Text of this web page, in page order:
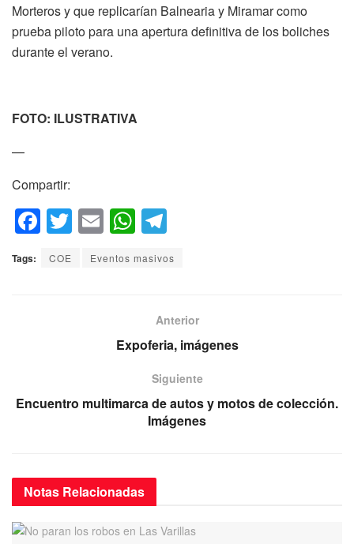
Morteros y que replicarían Balnearia y Miramar como
prueba piloto para una apertura definitiva de los boliches
durante el verano.
FOTO: ILUSTRATIVA
—
Compartir:
F
a
c
k
T
wi
E
m
ail
W
h
at
p
e
a
m
Tags: COE Eventos masivos
Anterior
Expoferia, imágenes
Siguiente
Encuentro multimarca de autos y motos de colección.
Imágenes
Notas Relacionadas